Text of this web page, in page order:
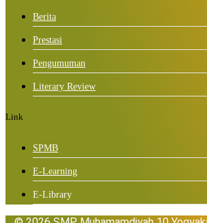
Berita
Prestasi
Pengumuman
Literary Review
Link
SPMB
E-Learning
E-Library